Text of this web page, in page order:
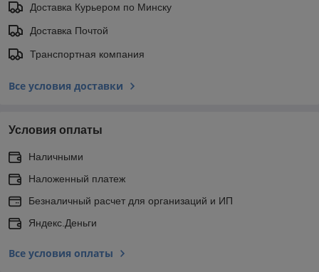
Доставка Курьером по Минску
Доставка Почтой
Транспортная компания
Все условия доставки
Условия оплаты
Наличными
Наложенный платеж
Безналичный расчет для организаций и ИП
Яндекс.Деньги
Все условия оплаты